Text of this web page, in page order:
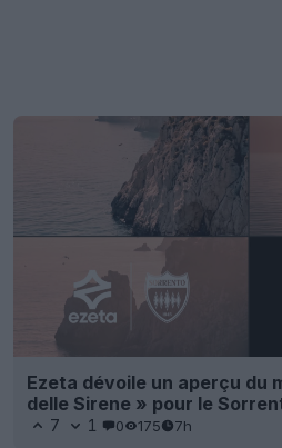
Ezeta dévoile un aperçu du
delle Sirene » pour le
7 1 0 175 7h